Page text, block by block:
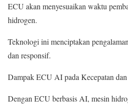
ECU akan menyesuaikan waktu
hidrogen.
Teknologi ini menciptakan
dan responsif.
Dampak ECU AI pada Kecepatan
Dengan ECU berbasis AI, mesin